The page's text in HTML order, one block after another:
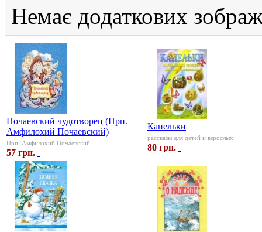
Немає додаткових
Почаевский чудотворец (Прп.
Амфилохий Почаевский)
Прп. Амфилохий Почаевский
57 грн.
Капельки
рассказы для детей и взрослых
80 грн.